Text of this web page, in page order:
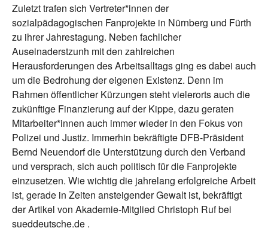
Zuletzt trafen sich Vertreter*innen der
sozialpädagogischen Fanprojekte in Nürnberg und Fürth
zu ihrer Jahrestagung. Neben fachlicher
Auseinaderstzunh mit den zahlreichen
Herausforderungen des Arbeitsalltags ging es dabei auch
um die Bedrohung der eigenen Existenz. Denn im
Rahmen öffentlicher Kürzungen steht vielerorts auch die
zukünftige Finanzierung auf der Kippe, dazu geraten
Mitarbeiter*innen auch immer wieder in den Fokus von
Polizei und Justiz. Immerhin bekräftigte DFB-Präsident
Bernd Neuendorf die Unterstützung durch den Verband
und versprach, sich auch politisch für die Fanprojekte
einzusetzen. Wie wichtig die jahrelang erfolgreiche Arbeit
ist, gerade in Zeiten ansteigender Gewalt ist, bekräftigt
der Artikel von Akademie-Mitglied Christoph Ruf bei
sueddeutsche.de .